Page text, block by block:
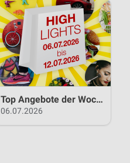
Top Angebote der Woche 06.07.2026 bis 12.07.2026
06.07.2026